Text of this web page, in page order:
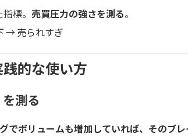
標。 売買圧力の強さを測る。
→ 売られすぎ
的な使い方
測る
でボリュームも増加していれば、そのブ